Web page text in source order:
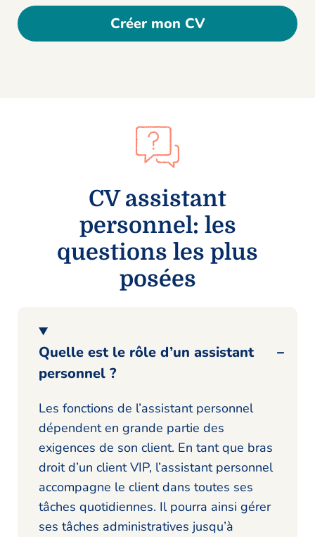
Créer mon CV
CV assistant
personnel: les
questions les plus
posées
Quelle est le rôle d’un assistant
personnel ?
Les fonctions de l’assistant personnel
dépendent en grande partie des
exigences de son client. En tant que bras
droit d’un client VIP, l’assistant personnel
accompagne le client dans toutes ses
tâches quotidiennes. Il pourra ainsi gérer
ses tâches administratives jusqu’à